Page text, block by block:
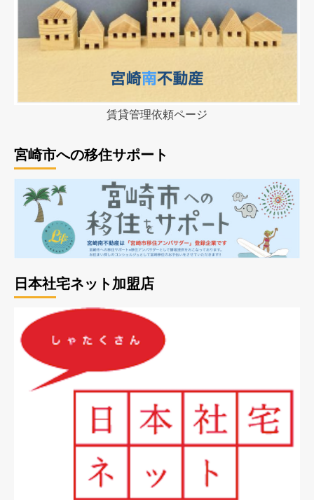
賃貸管理依頼ページ
宮崎市への移住サポート
日本社宅ネット加盟店